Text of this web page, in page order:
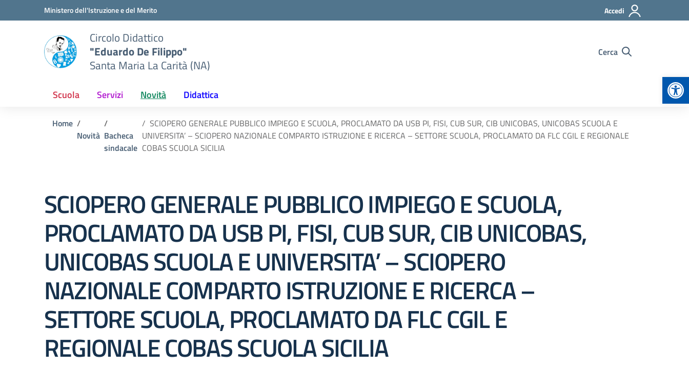
Vai ai contenuti
Vai al menu di navigazioneMinistero dell'Istruzione e del Merito Accedi
Circolo Didattico
"Eduardo De Filippo"
Santa Maria La Carità (NA)
Cerca
Scuola Servizi Novità Didattica
Home
Novità Bacheca
sindacale
SCIOPERO GENERALE PUBBLICO IMPIEGO E SCUOLA, PROCLAMATO DA USB PI, FISI, CUB SUR, CIB UNICOBAS, UNICOBAS SCUOLA E
UNIVERSITA’ – SCIOPERO NAZIONALE COMPARTO ISTRUZIONE E RICERCA – SETTORE SCUOLA, PROCLAMATO DA FLC CGIL E REGIONALE
COBAS SCUOLA SICILIA
SCIOPERO GENERALE PUBBLICO IMPIEGO E SCUOLA,
PROCLAMATO DA USB PI, FISI, CUB SUR, CIB UNICOBAS,
UNICOBAS SCUOLA E UNIVERSITA’ – SCIOPERO
NAZIONALE COMPARTO ISTRUZIONE E RICERCA –
SETTORE SCUOLA, PROCLAMATO DA FLC CGIL E
REGIONALE COBAS SCUOLA SICILIA